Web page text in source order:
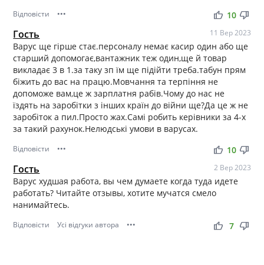
Відповісти ••• thumb_up thumb_down
10
Гость 11 Вер 2023
Варус ще гірше стає.персоналу немає касир один або ще
старший допомогає,вантажник теж один,ще й товар
викладає 3 в 1.за таку зп їм ще підійти треба.табун прям
біжить до вас на працю.Мовчання та терпіння не
допоможе вам,це ж зарплатня рабів.Чому до нас не
їздять на заробітки з інших країн до війни ще?Да це ж не
заробіток а пил.Просто жах.Самі робить керівники за 4-х
за такий рахунок.Нелюдські умови в варусах.
Відповісти ••• thumb_up thumb_down
10
Гость 2 Вер 2023
Варус худшая работа, вы чем думаете когда туда идете
работать? Читайте отзывы, хотите мучатся смело
нанимайтесь.
Відповісти Усі відгуки автора ••• thumb_up thumb_down
7